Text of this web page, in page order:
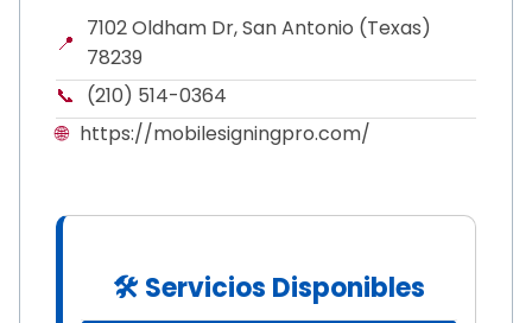
📍
7102 Oldham Dr, San Antonio (Texas)
78239
📞 (210) 514-0364
🌐 https://mobilesigningpro.com/
🛠 Servicios Disponibles